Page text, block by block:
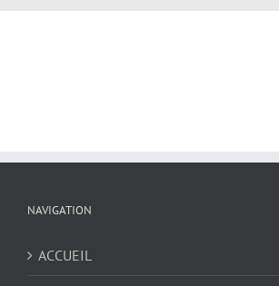
NAVIGATION
ACCUEIL